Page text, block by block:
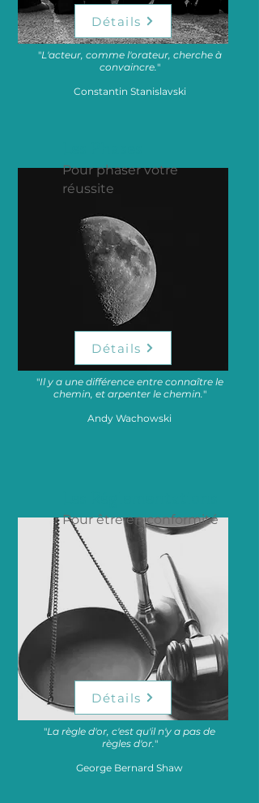
Détails
"L'acteur, comme l'orateur, cherche à
convaincre."
Constantin Stanislavski
Pour phaser votre
réussite
Détails
"Il y a une différence entre connaître le
chemin, et arpenter le chemin."
Andy Wachowski
Pour être en conformité
Détails
"La règle d'or, c'est qu'il n'y a pas de
règles d'or."
George Bernard Shaw